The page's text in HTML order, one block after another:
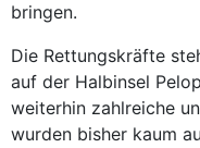
bringen.
Die Rettungskräfte
auf der Halbinsel
weiterhin zahlreiche
wurden bisher kaum